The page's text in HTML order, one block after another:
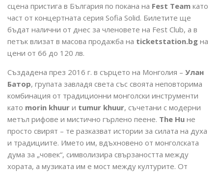
сцена пристига в България по покана на Fest Team като
част от концертната серия Sofia Solid. Билетите ще
бъдат налични от днес за членовете на Fest Club, а в
петък влизат в масова продажба на ticketstation.bg на
цени от 66 до 120 лв.
Създадена през 2016 г. в сърцето на Монголия – Улан
Батор, групата завладя света със своята неповторима
комбинация от традиционни монголски инструменти
като morin khuur и tumur khuur, съчетани с модерни
метъл рифове и мистично гърлено пеене. The Hu не
просто свирят – те разказват истории за силата на духа
и традициите. Името им, вдъхновено от монголската
дума за „човек“, символизира свързаността между
хората, а музиката им е мост между културите. От